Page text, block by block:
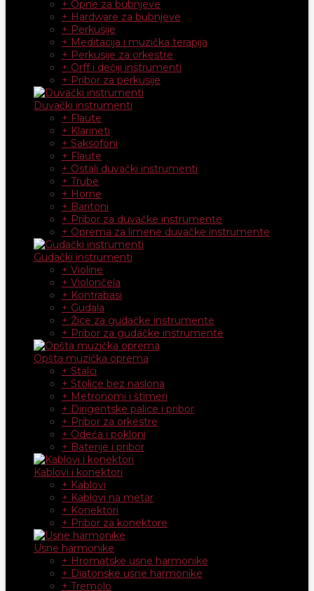
+ Opne za bubnjeve
+ Hardware za bubnjeve
+ Perkusije
+ Meditacija i muzička terapija
+ Perkusije za orkestre
+ Orff i dečiji instrumenti
+ Pribor za perkusije
Duvački instrumenti
+ Flaute
+ Klarineti
+ Saksofoni
+ Flaute
+ Ostali duvački instrumenti
+ Trube
+ Horne
+ Baritoni
+ Pribor za duvačke instrumente
+ Oprema za limene duvačke instrumente
Gudački instrumenti
+ Violine
+ Violončela
+ Kontrabasi
+ Gudala
+ Žice za gudačke instrumente
+ Pribor za gudačke instrumente
Opšta muzička oprema
+ Stalci
+ Stolice bez naslona
+ Metronomi i štimeri
+ Dirigentske palice i pribor
+ Pribor za orkestre
+ Odeća i pokloni
+ Baterije i pribor
Kablovi i konektori
+ Kablovi
+ Kablovi na metar
+ Konektori
+ Pribor za konektore
Usne harmonike
+ Hromatske usne harmonike
+ Diatonske usne harmonike
+ Tremolo